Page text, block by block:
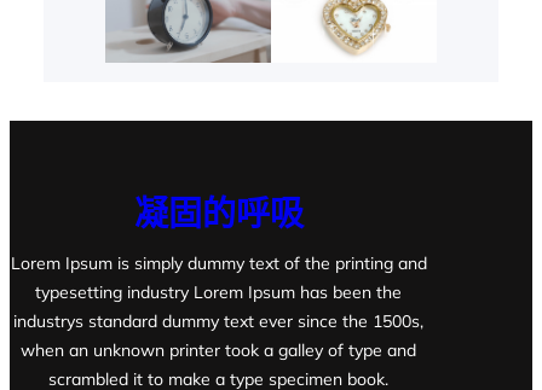
凝固的呼吸
Lorem Ipsum is simply dummy text of the printing and
typesetting industry Lorem Ipsum has been the
industrys standard dummy text ever since the 1500s,
when an unknown printer took a galley of type and
scrambled it to make a type specimen book.